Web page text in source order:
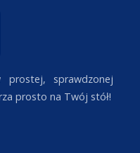
sprawdzonej
prosto na Twój stół!